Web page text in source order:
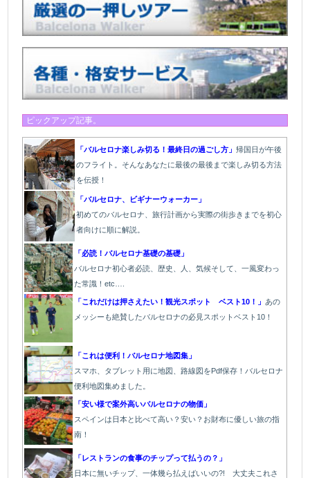
ピックアップ記事。
「バルセロナ楽しみ切る！最終日の過ごし方」帰国日が午後
のフライト。そんなあなたに最後の最後まで楽しみ切る方法
を伝授！
「バルセロナ、ビギナーウォーカー」
初めてのバルセロナ、旅行計画から実際の街歩きまでを初心
者向けに順に解説。
「必読！バルセロナ基礎の基礎」
バルセロナ初心者必読、歴史、人、気候そして、一風変わっ
た常識！etc….
「これだけは押さえたい！観光スポット ベスト10！」 あの
メッシーも絶賛したバルセロナの必見スポットベスト10！
「これは便利！バルセロナ地図集」
スマホ、タブレット用に地図、路線図をPdf保存！バルセロナ
便利地図集めました。
「安い様で案外高いバルセロナの物価」
スペインは日本と比べて高い？安い？お財布に優しい旅の指
南！
「レストランの食事のチップって払うの？」
日本に無いチップ、一体幾ら払えばいいの?! 大丈夫これさ